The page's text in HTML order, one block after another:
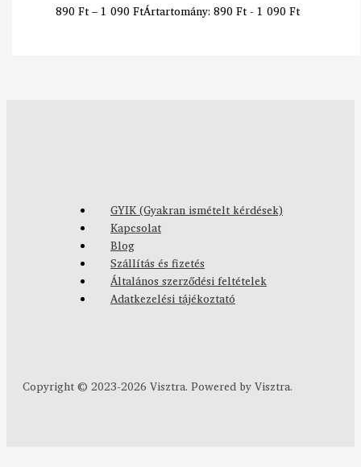
890Ft–1 090FtÁrtartomány: 890 Ft - 1 090 Ft
GYIK (Gyakran ismételt kérdések)
Kapcsolat
Blog
Szállítás és fizetés
Általános szerződési feltételek
Adatkezelési tájékoztató
Copyright © 2023-2026 Visztra. Powered by Visztra.